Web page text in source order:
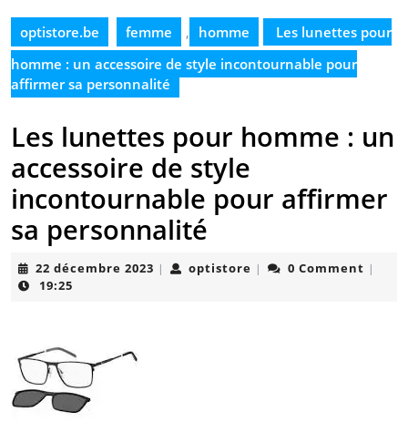
optistore.be femme , homme
Les lunettes pour
homme : un accessoire de style incontournable pour
affirmer sa personnalité
Les lunettes pour homme : un
accessoire de style
incontournable pour affirmer
sa personnalité
22 décembre 2023 22| optistore optistore
| 0 Comment |
19:25